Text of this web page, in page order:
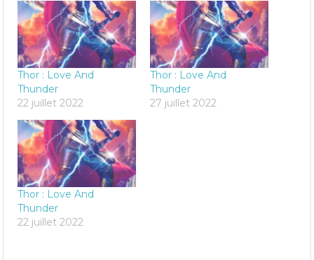
Thor : Love And
Thunder
22 juillet 2022
Thor : Love And
Thunder
27 juillet 2022
Thor : Love And
Thunder
22 juillet 2022